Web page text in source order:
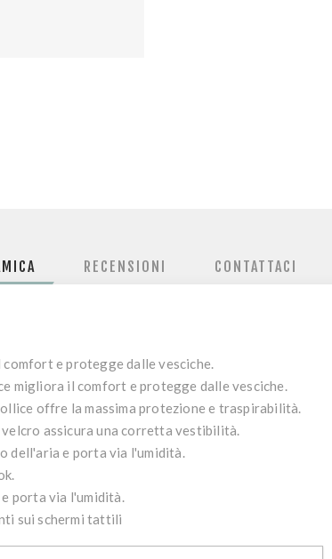
RECENSIONI CONTATTACI
e protegge dalle vesciche.
migliora il comfort e protegge dalle vesciche.
offre la massima protezione e traspirabilità.
assicura una corretta vestibilità.
dell'aria e porta via l'umidità.
porta via l'umidità.
sui schermi tattili